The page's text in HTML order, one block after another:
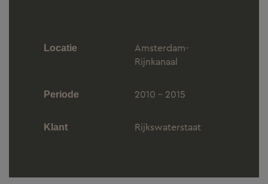
Locatie
Amsterdam-
Rijnkanaal
Periode 2010 - 2015
Klant Rijkswaterstaat